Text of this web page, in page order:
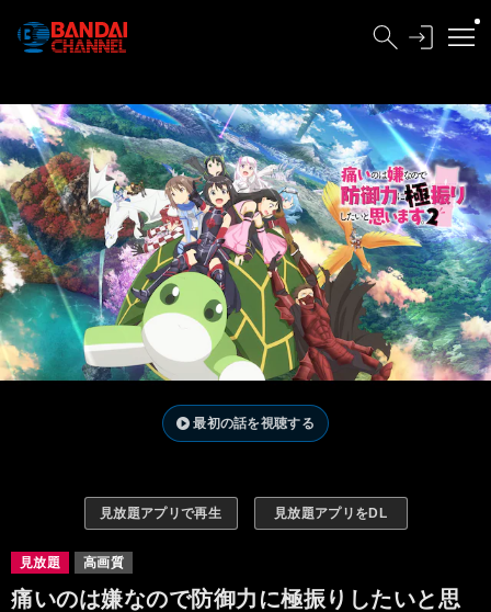
最初の話を視聴する
見放題アプリで再生 見放題アプリをDL
見放題 高画質
痛いのは嫌なので防御力に極振りしたいと思